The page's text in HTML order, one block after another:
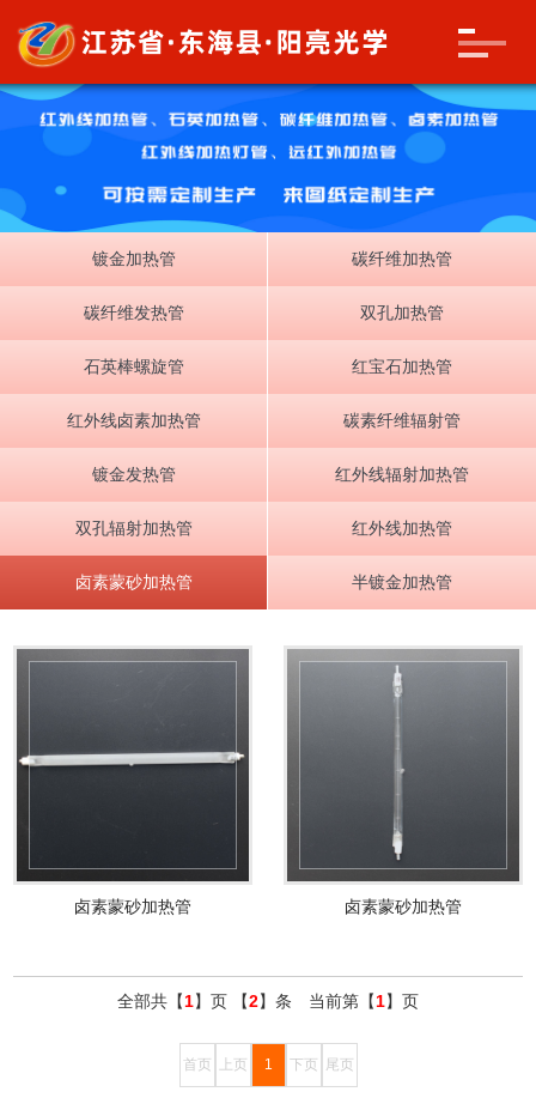
镀金加热管 碳纤维加热管
碳纤维发热管 双孔加热管
石英棒螺旋管 红宝石加热管
红外线卤素加热管 碳素纤维辐射管
镀金发热管 红外线辐射加热管
双孔辐射加热管 红外线加热管
卤素蒙砂加热管 半镀金加热管
卤素蒙砂加热管 卤素蒙砂加热管
全部共【1】页 【2】条 当前第【1】页
首页 上页 1 下页 尾页